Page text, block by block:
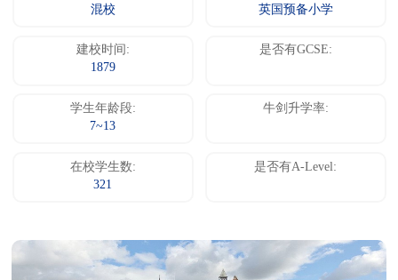
混校
英国预备小学
建校时间:
1879
是否有GCSE:
学生年龄段:
7~13
牛剑升学率:
在校学生数:
321
是否有A-Level: